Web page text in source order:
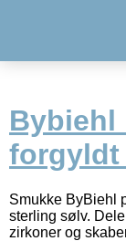
Bybiehl
forgyldt
Smukke ByBiehl
sterling sølv.
zirkoner og